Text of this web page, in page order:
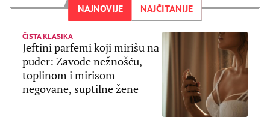
NAJNOVIJE NAJČITANIJE
ČISTA KLASIKA
Jeftini parfemi koji mirišu na
puder: Zavode nežnošću,
toplinom i mirisom
negovane, suptilne žene